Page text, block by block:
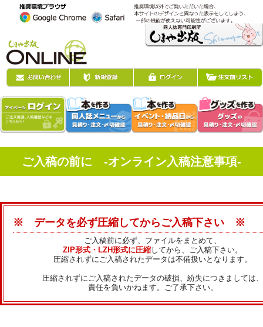
ご入稿の前に -オンライン入稿注意事項-
※ データを必ず圧縮してからご入稿下さい ※
ご入稿前に必ず、ファイルをまとめて、
ZIP形式・LZH形式に圧縮してから、ご入稿下さい。
圧縮されずにご入稿されたデータは不備扱いとなります。
圧縮されずにご入稿されたデータの破損、紛失につきましては、
責任を負いかねます。ご了承下さい。